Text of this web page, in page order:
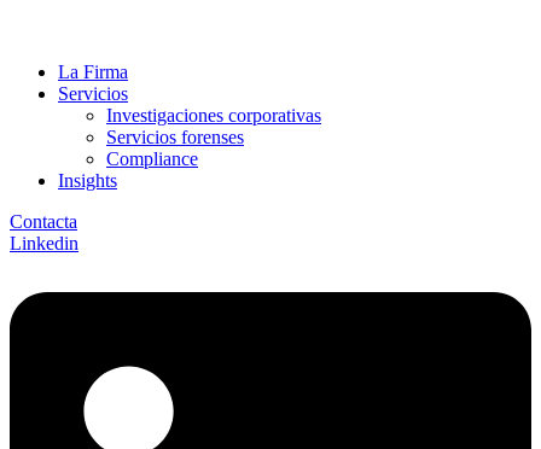
La Firma
Servicios
Investigaciones corporativas
Servicios forenses
Compliance
Insights
Contacta
Linkedin